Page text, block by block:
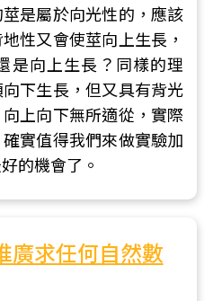
是屬於向光性的，應該
性又會使莖向上生長，
是向上生長？同樣的理
下生長，但又具有背光
上向下無所適從，實際
確實值得我們來做實驗加
的機會了。
廣求任何自然數